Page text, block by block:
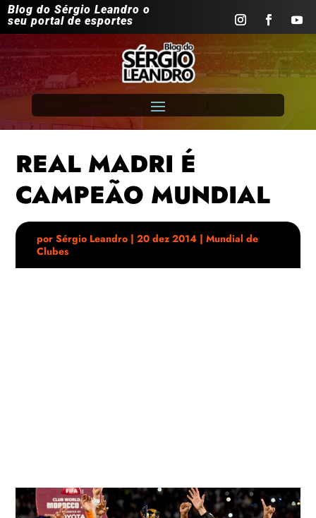
Blog do Sérgio Leandro o
seu portal de esportes
REAL MADRI É
CAMPEÃO MUNDIAL
porSérgio Leandro |20 dez 2014 |Mundial de
Clubes